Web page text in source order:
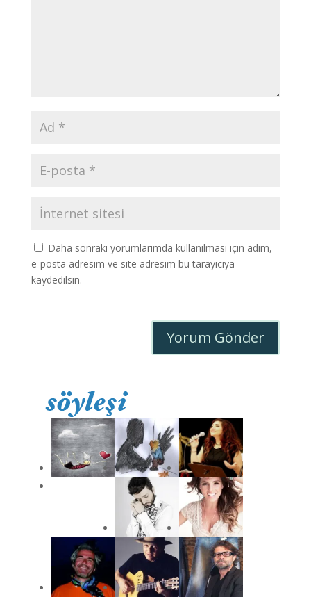
Daha sonraki yorumlarımda kullanılması için adım,
e-posta adresim ve site adresim bu tarayıcıya
kaydedilsin.